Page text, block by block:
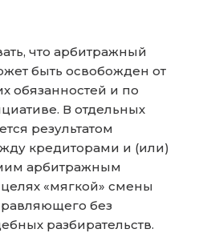
что арбитражный
быть освобожден от
обязанностей и по
В отдельных
результатом
кредиторами и (или)
арбитражным
«мягкой» смены
без
разбирательств.